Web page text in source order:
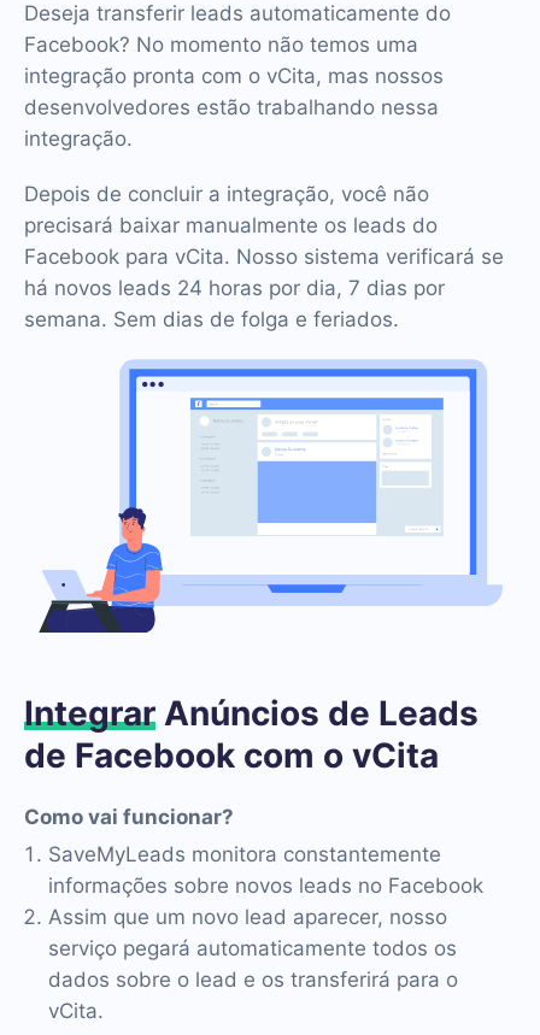
Deseja transferir leads automaticamente do
Facebook? No momento não temos uma
integração pronta com o vCita, mas nossos
desenvolvedores estão trabalhando nessa
integração.
Depois de concluir a integração, você não
precisará baixar manualmente os leads do
Facebook para vCita. Nosso sistema verificará se
há novos leads 24 horas por dia, 7 dias por
semana. Sem dias de folga e feriados.
Integrar Anúncios de Leads
de Facebook com o vCita
Como vai funcionar?
SaveMyLeads monitora constantemente
informações sobre novos leads no Facebook
Assim que um novo lead aparecer, nosso
serviço pegará automaticamente todos os
dados sobre o lead e os transferirá para o
vCita.